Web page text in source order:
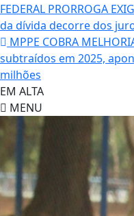
FEDERAL PRORROGA
da dívida decorre dos
MPPE COBRA
subtraídos em 2025,
milhões
EM ALTA
MENU